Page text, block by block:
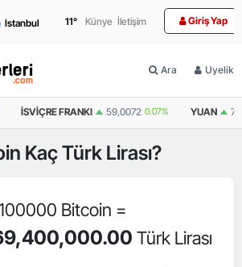
11° Künye İletişim Giriş Yap
Ara Üyelik
İSVIÇRE FRANKI 59,0072 0.07% YUAN
Kaç Türk Lirası?
Bitcoin =
Türk Lirası